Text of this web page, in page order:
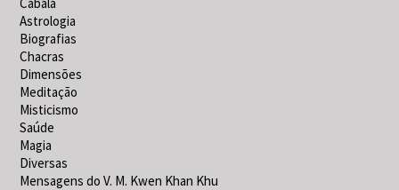
Astrologia
Biografias
Chacras
Dimensões
Meditação
Misticismo
Saúde
Magia
Diversas
Mensagens do V. M. Kwen Khan Khu